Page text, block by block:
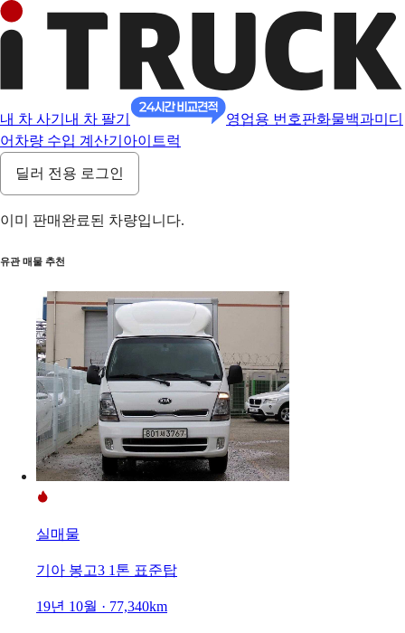
내 차 사기 내 차 팔기 영업용 번호판화물백과미디
어 차량 수입 계산기 아이트럭
딜러 전용 로그인
이미 판매완료된 차량입니다.
유관 매물 추천
실매물
기아 봉고3 1톤 표준탑
19년 10월 · 77,340km